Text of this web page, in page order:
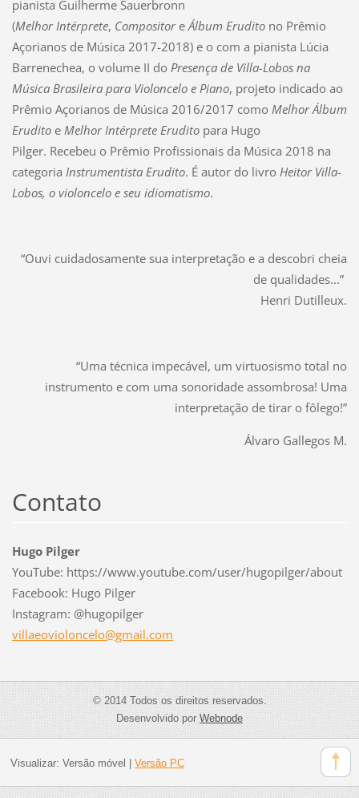
pianista Guilherme Sauerbronn
(Melhor Intérprete, Compositor eÁlbum Eruditono Prêmio
Açorianos de Música 2017-2018) e o com a pianista Lúcia
Barrenechea, o volume II do Presença de Villa-Lobos na
Música Brasileira para Violoncelo e Piano, projeto indicado ao
Prêmio Açorianos de Música 2016/2017 como Melhor Álbum
Eruditoe Melhor Intérprete Eruditopara Hugo
Pilger. Recebeu o Prêmio Profissionais da Música 2018 na
categoria Instrumentista Erudito. É autor do livro Heitor Villa-
Lobos, o violoncelo e seu idiomatismo.
“Ouvi cuidadosamente sua interpretação e a descobri cheia
de qualidades...”
Henri Dutilleux.
“Uma técnica impecável, um virtuosismo total no
instrumento e com uma sonoridade assombrosa! Uma
interpretação de tirar o fôlego!”
Álvaro Gallegos M.
Contato
Hugo Pilger
YouTube: https://www.youtube.com/user/hugopilger/about
Facebook: Hugo Pilger
Instagram: @hugopilger
villaeovioloncelo@gmail.com
© 2014 Todos os direitos reservados.
Desenvolvido porWebnode
Visualizar: Versão móvel | Versão PC